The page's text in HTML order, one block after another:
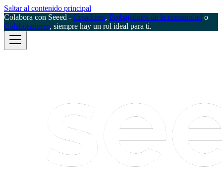
Saltar al contenido principal
Colabora con Seeed - Creadores, Embajador/a de la comunidad o
Colaboradores, siempre hay un rol ideal para ti.